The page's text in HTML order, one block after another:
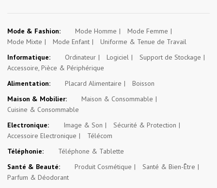
Mode & Fashion: Mode Homme
Mode Femme
Mode Mixte
Mode Enfant
Uniforme & Tenue de Travail
Informatique:
Ordinateur Logiciel
Support de Stockage
Accessoire, Pièce & Périphérique
Alimentation:
Placard Alimentaire
Boisson
Maison & Mobilier:
Maison & Consommable
Cuisine & Consommable
Electronique:
Image & Son
Sécurité & Protection
Accessoire Electronique
Télécom
Téléphonie:
Téléphone & Tablette
Santé & Beauté:
Produit Cosmétique
Santé & Bien-Être
Parfum & Déodorant